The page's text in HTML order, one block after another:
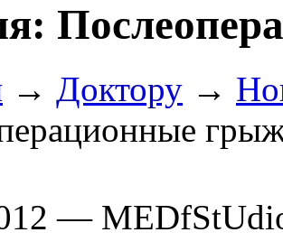
→ Доктору →
—